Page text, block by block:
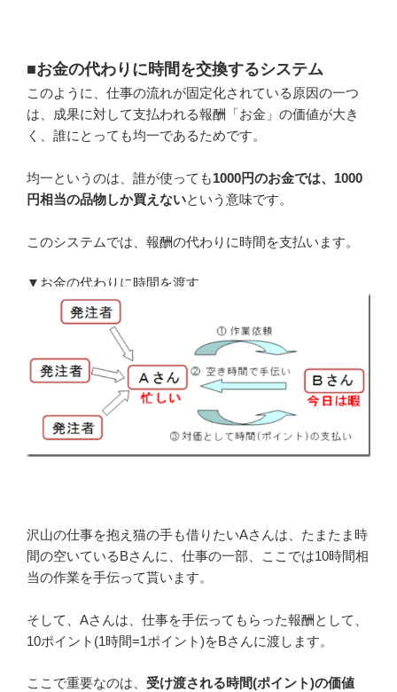
■お金の代わりに時間を交換するシステム
このように、仕事の流れが固定化されている原因の一つ
は、成果に対して支払われる報酬「お金」の価値が大き
く、誰にとっても均一であるためです。
均一というのは、誰が使っても1000円のお金では、1000
円相当の品物しか買えないという意味です。
このシステムでは、報酬の代わりに時間を支払います。
▼お金の代わりに時間を渡す
沢山の仕事を抱え猫の手も借りたいAさんは、たまたま時
間の空いているBさんに、仕事の一部、ここでは10時間相
当の作業を手伝って貰います。
そして、Aさんは、仕事を手伝ってもらった報酬として、
10ポイント(1時間=1ポイント)をBさんに渡します。
ここで重要なのは、 受け渡される時間(ポイント)の価値